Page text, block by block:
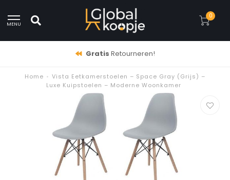
MENU
0
Gratis Retourneren!
Home • Vista Eetkamerstoelen – Space Gray (Grijs) –
Luxe Kuipstoelen – Moderne Woonkamer